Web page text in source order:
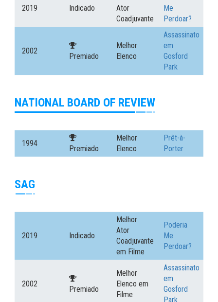
2019 Indicado
Ator
Coadjuvante
Me
Perdoar?
2002
Premiado
Melhor
Elenco
Assassinato
em
Gosford
Park
NATIONAL BOARD OF REVIEW
1994
Premiado
Melhor
Elenco
Prêt-à-
Porter
SAG
2019 Indicado
Melhor
Ator
Coadjuvante
em Filme
Poderia
Me
Perdoar?
2002
Premiado
Melhor
Elenco em
Filme
Assassinato
em
Gosford
Park